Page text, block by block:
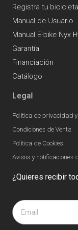
Registra tu bicicleta
Manual de Usuario
Manual E-bike Nyx
Garantía
Financiación
Catálogo
Legal
Política de privacidad
Condiciones de Venta
Política de Cookies
Avisos y notificaciones
¿Quieres recibir